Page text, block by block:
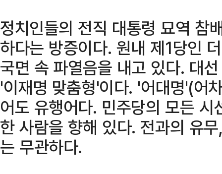
정치인들의 전직 대통령 묘역 참
하다는 방증이다. 원내 제1당인
국면 속 파열음을 내고 있다. 대
'이재명 맞춤형'이다. '어대명'(어
어도 유행어다. 민주당의 모든
한 사람을 향해 있다. 전과의 유
는 무관하다.